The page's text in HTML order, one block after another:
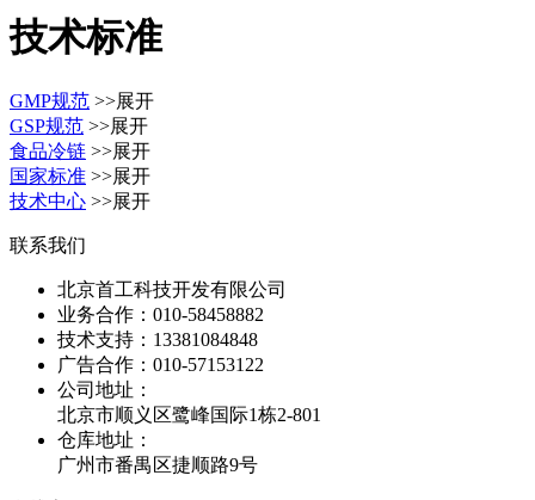
技术标准
GMP规范 >>展开
GSP规范 >>展开
食品冷链 >>展开
国家标准 >>展开
技术中心 >>展开
联系我们
北京首工科技开发有限公司
业务合作： 010-58458882
技术支持： 13381084848
广告合作： 010-57153122
公司地址：
北京市顺义区鹭峰国际1栋2-801
仓库地址：
广州市番禺区捷顺路9号